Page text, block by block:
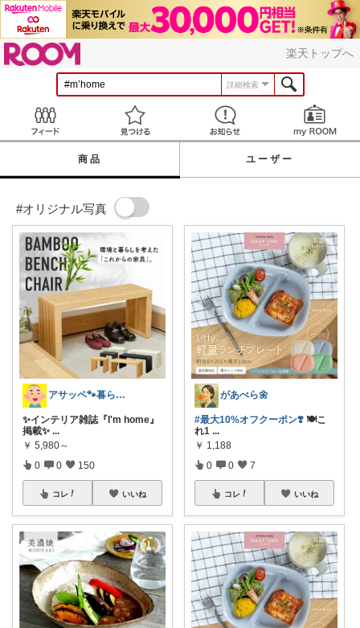
楽天トップへ
詳細検索
見つける お知らせ
商品 ユーザー
#オリジナル写真
アサッペ🐾暮らしを整える愛用品セレクト
✨インテリア雑誌『I'm home』
掲載✨ ...
￥ 5,980～
0 0 150
コレ いいね
があべら🌼
#最大10%オフクーポン❣️ 🍽️こ
れ1 ...
￥ 1,188
0 0 7
コレ いいね